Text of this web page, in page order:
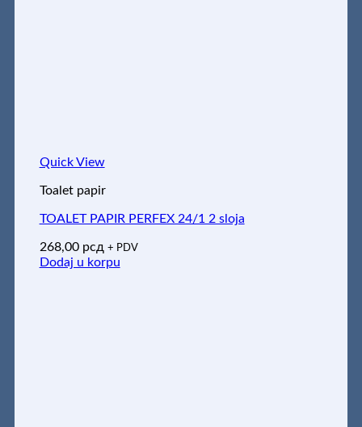
Quick View
Toalet papir
TOALET PAPIR PERFEX 24/1 2 sloja
268,00 рсд + PDV
Dodaj u korpu